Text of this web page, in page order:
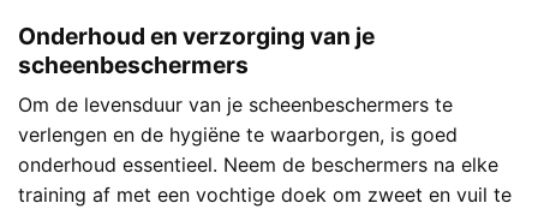
Onderhoud en verzorging van je
scheenbeschermers
Om de levensduur van je scheenbeschermers te
verlengen en de hygiëne te waarborgen, is goed
onderhoud essentieel. Neem de beschermers na elke
training af met een vochtige doek om zweet en vuil te